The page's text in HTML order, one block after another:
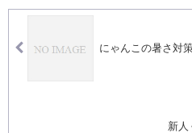
にゃんこの暑さ対
新人